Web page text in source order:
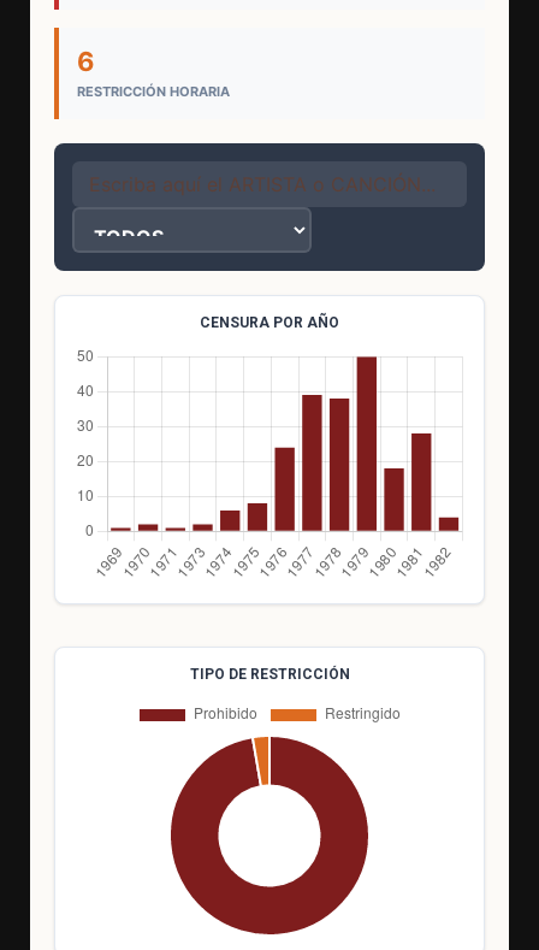
6
RESTRICCIÓN HORARIA
CENSURA POR AÑO
TIPO DE RESTRICCIÓN